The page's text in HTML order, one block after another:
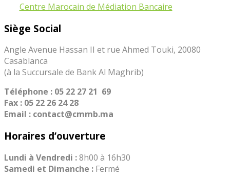
Centre Marocain de Médiation Bancaire
Siège Social
Angle Avenue Hassan II et rue Ahmed Touki, 20080
Casablanca
(à la Succursale de Bank Al Maghrib)
Téléphone : 05 22 27 21 69
Fax : 05 22 26 24 28
Email : contact@cmmb.ma
Horaires d’ouverture
Lundi à Vendredi :8h00 à 16h30
Samedi et Dimanche : Fermé